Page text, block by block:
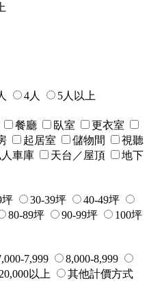
4人
5人以上
餐廳 臥室
更衣室
起居室 儲物間
視聽
車庫 天台／屋頂
地下
坪 30-39坪
40-49坪
80-89坪 90-99坪
100坪
7,999
8,000-8,999
20,000以上
其他計價方式